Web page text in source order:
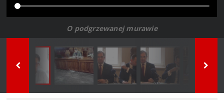
O podgrzewanej murawie